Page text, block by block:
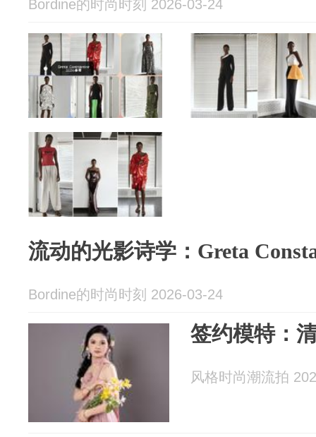
Bordine的时尚时刻 2026-03-24
流动的光影诗学：Greta
Bordine的时尚时刻 2026-03-24
签约模特：
风格时尚潮流拍